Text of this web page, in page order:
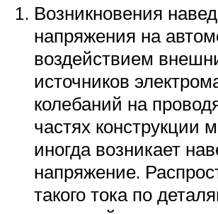
Возникновения
напряжения на
воздействием
источников
колебаний на
частях конструкции
иногда возникает
напряжение.
такого тока по